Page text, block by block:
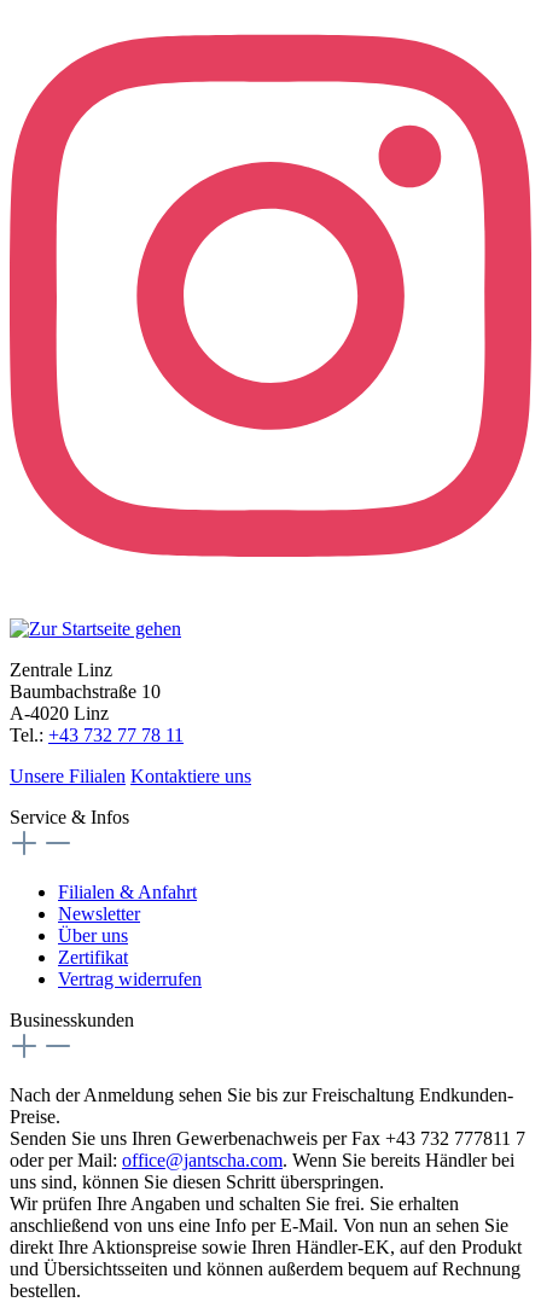
Zentrale Linz
Baumbachstraße 10
A-4020 Linz
Tel.: +43 732 77 78 11
Unsere Filialen Kontaktiere uns
Service & Infos
Filialen & Anfahrt
Newsletter
Über uns
Zertifikat
Vertrag widerrufen
Businesskunden
Nach der Anmeldung sehen Sie bis zur Freischaltung Endkunden-
Preise.
Senden Sie uns Ihren Gewerbenachweis per Fax +43 732 777811 7
oder per Mail: office@jantscha.com. Wenn Sie bereits Händler bei
uns sind, können Sie diesen Schritt überspringen.
Wir prüfen Ihre Angaben und schalten Sie frei. Sie erhalten
anschließend von uns eine Info per E-Mail. Von nun an sehen Sie
direkt Ihre Aktionspreise sowie Ihren Händler-EK, auf den Produkt
und Übersichtsseiten und können außerdem bequem auf Rechnung
bestellen.